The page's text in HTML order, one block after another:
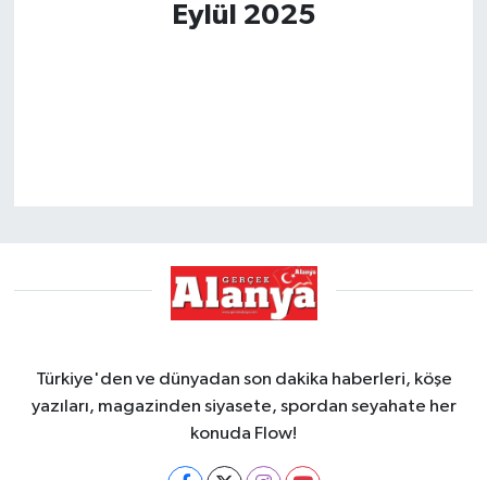
Eylül 2025
Türkiye'den ve dünyadan son dakika haberleri, köşe
yazıları, magazinden siyasete, spordan seyahate her
konuda Flow!